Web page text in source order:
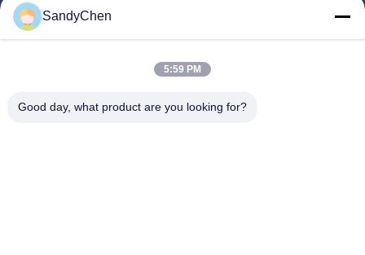
গুরুত্বপূর্ণ সংযোগ
বাড়ি
ভিডিও
SandyChen
5:59 PM
Good day, what product are you looking for?